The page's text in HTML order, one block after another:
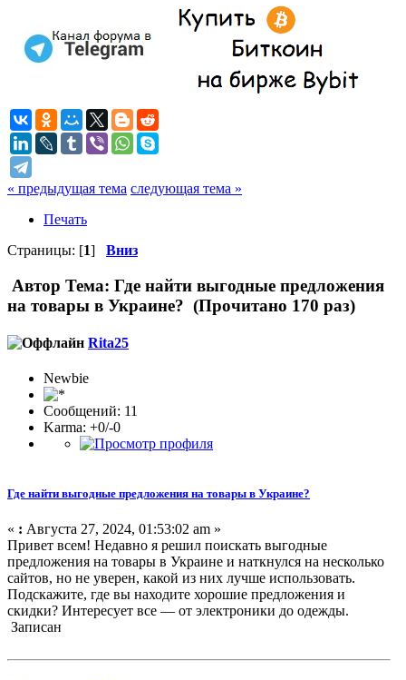
« предыдущая тема следующая тема »
Печать
Страницы: [1] Вниз
Автор Тема: Где найти выгодные предложения
на товары в Украине? (Прочитано 170 раз)
Rita25
Newbie
Сообщений: 11
Karma: +0/-0
Где найти выгодные предложения на товары в Украине?
« : Августа 27, 2024, 01:53:02 am »
Привет всем! Недавно я решил поискать выгодные
предложения на товары в Украине и наткнулся на несколько
сайтов, но не уверен, какой из них лучше использовать.
Подскажите, где вы находите хорошие предложения и
скидки? Интересует все — от электроники до одежды.
Записан